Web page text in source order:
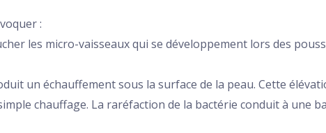
:
les micro-vaisseaux qui se développement lors des
un échauffement sous la surface de la peau. Cette
chauffage. La raréfaction de la bactérie conduit à une